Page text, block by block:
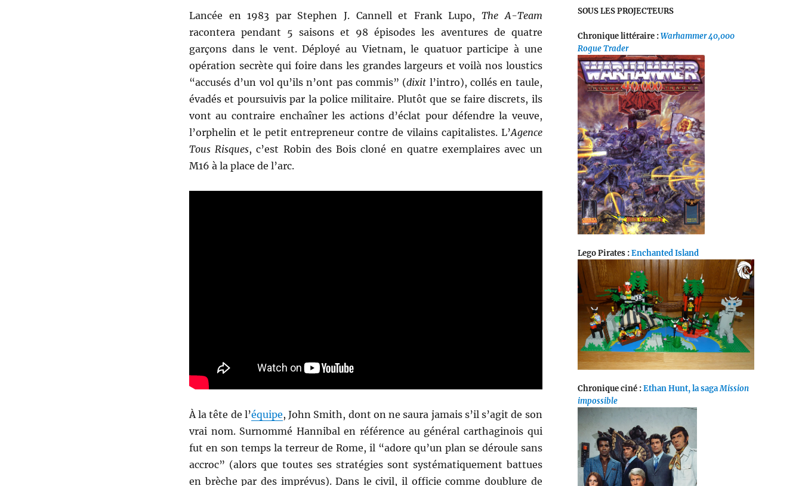
Lancée en 1983 par Stephen J. Cannell et Frank Lupo,The A-Team
racontera pendant 5 saisons et 98 épisodes les aventures de quatre
garçons dans le vent. Déployé au Vietnam, le quatuor participe à une
opération secrète qui foire dans les grandes largeurs et voilà nos loustics
“accusés d’un vol qu’ils n’ont pas commis” (dixit l’intro), collés en taule,
évadés et poursuivis par la police militaire. Plutôt que se faire discrets, ils
vont au contraire enchaîner les actions d’éclat pour défendre la veuve,
l’orphelin et le petit entrepreneur contre de vilains capitalistes. L’Agence
Tous Risques, c’est Robin des Bois cloné en quatre exemplaires avec un
M16 à la place de l’arc.
À la tête de l’équipe, John Smith, dont on ne saura jamais s’il s’agit de son
vrai nom. Surnommé Hannibal en référence au général carthaginois qui
fut en son temps la terreur de Rome, il “adore qu’un plan se déroule sans
accroc” (alors que toutes ses stratégies sont systématiquement battues
en brèche par des imprévus). Dans le civil, il officie comme doublure de
SOUS LES PROJECTEURS
Chronique littéraire :Warhammer 40,000
Rogue Trader
Lego Pirates :Enchanted Island
Chronique ciné :Ethan Hunt, la sagaMission
impossible